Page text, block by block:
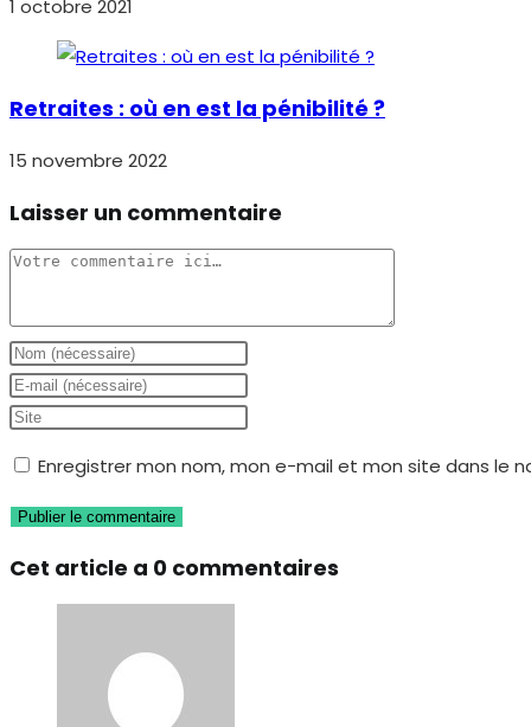
1 octobre 2021
Retraites : où en est la pénibilité ?
15 novembre 2022
Laisser un commentaire
Comment
Enter
your
name
username
to
Enter
your
address
to
Saisir
de
votre
(facultatif)
Enregistrer mon nom, mon e-mail et mon site dans le
Cet article a 0 commentaires